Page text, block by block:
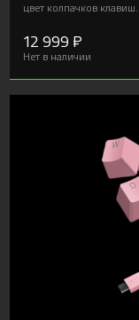
цвет колпачков клавиш.
12 999 ₽
Нет в наличии